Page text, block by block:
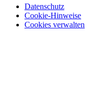
Datenschutz
Cookie-Hinweise
Cookies verwalten